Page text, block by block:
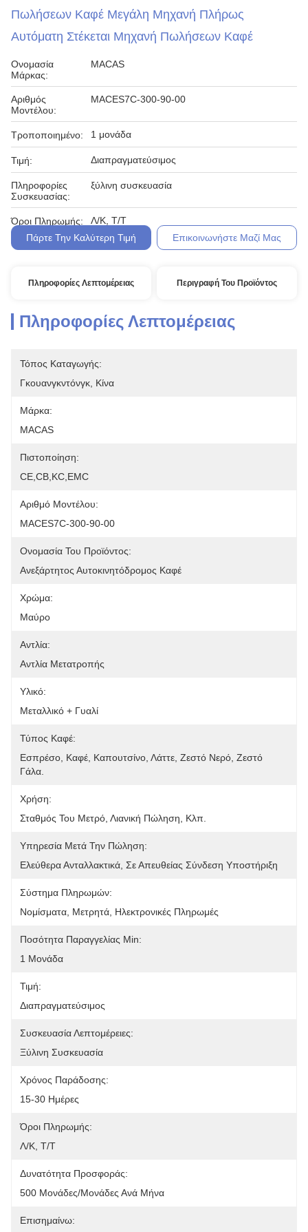
Πωλήσεων Καφέ Μεγάλη Μηχανή Πλήρως
Αυτόματη Στέκεται Μηχανή Πωλήσεων Καφέ
Ονομασία
Μάρκας:
MACAS
Αριθμός
Μοντέλου:
MACES7C-300-90-00
Τροποποιημένο: 1 μονάδα
Τιμή: Διαπραγματεύσιμος
Πληροφορίες
Συσκευασίας:
ξύλινη συσκευασία
Όροι Πληρωμής:
Λ/Κ, Τ/Τ
Πάρτε Την Καλύτερη Τιμή
Επικοινωνήστε Μαζί Μας
Πληροφορίες Λεπτομέρειας Περιγραφή Του Προϊόντος
Πληροφορίες Λεπτομέρειας
Τόπος Καταγωγής:
Γκουανγκντόνγκ, Κίνα
Μάρκα:
MACAS
Πιστοποίηση:
CE,CB,KC,EMC
Αριθμό Μοντέλου:
MACES7C-300-90-00
Ονομασία Του Προϊόντος:
Ανεξάρτητος Αυτοκινητόδρομος Καφέ
Χρώμα:
Μαύρο
Αντλία:
Αντλία Μετατροπής
Υλικό:
Μεταλλικό + Γυαλί
Τύπος Καφέ:
Εσπρέσο, Καφέ, Καπουτσίνο, Λάττε, Ζεστό Νερό, Ζεστό
Γάλα.
Χρήση:
Σταθμός Του Μετρό, Λιανική Πώληση, Κλπ.
Υπηρεσία Μετά Την Πώληση:
Ελεύθερα Ανταλλακτικά, Σε Απευθείας Σύνδεση Υποστήριξη
Σύστημα Πληρωμών:
Νομίσματα, Μετρητά, Ηλεκτρονικές Πληρωμές
Ποσότητα Παραγγελίας Min:
1 Μονάδα
Τιμή:
Διαπραγματεύσιμος
Συσκευασία Λεπτομέρειες:
Ξύλινη Συσκευασία
Χρόνος Παράδοσης:
15-30 Ημέρες
Όροι Πληρωμής:
Λ/Κ, Τ/Τ
Δυνατότητα Προσφοράς:
500 Μονάδες/μονάδες Ανά Μήνα
Επισημαίνω: